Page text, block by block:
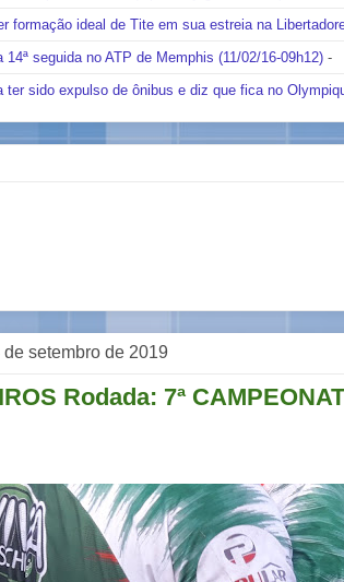
formação ideal de Tite em sua estreia na
14ª seguida no ATP de Memphis (11/02/16-09h12) -
ter sido expulso de ônibus e diz que fica no
setembro de 2019
Rodada: 7ª